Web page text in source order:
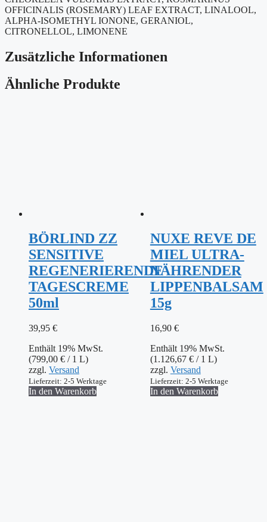
OFFICINALIS (ROSEMARY) LEAF EXTRACT, LINALOOL,
ALPHA-ISOMETHYL IONONE, GERANIOL,
CITRONELLOL, LIMONENE
Zusätzliche Informationen
Ähnliche Produkte
BÖRLIND ZZ
SENSITIVE
REGENERIERENDE
TAGESCREME
50ml
39,95 €
Enthält 19% MwSt.
(799,00 € / 1 L)
zzgl. Versand
Lieferzeit: 2-5 Werktage
In den Warenkorb
NUXE REVE DE
MIEL ULTRA-
NÄHRENDER
LIPPENBALSAM
15g
16,90 €
Enthält 19% MwSt.
(1.126,67 €/ 1 L)
zzgl. Versand
Lieferzeit: 2-5 Werktage
In den Warenkorb